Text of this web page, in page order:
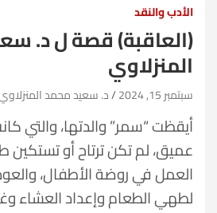
الأدب والنقد
(العاقبة) قصة ل د.
المنزلاوي
سبتمبر 15, 2024 د. سعيد محمد
أيقظت “سمر” والدتها، والتي
عميق، لم تكن ترتاح أو تستكين
العمل في روضة الأطفال،
لطهي الطعام وإعداد العشاء